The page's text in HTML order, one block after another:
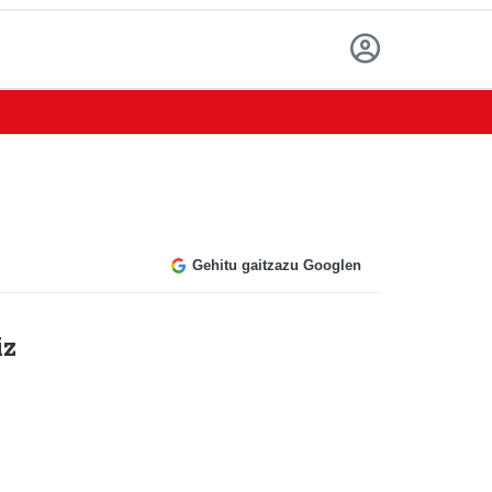
Gehitu gaitzazu Googlen